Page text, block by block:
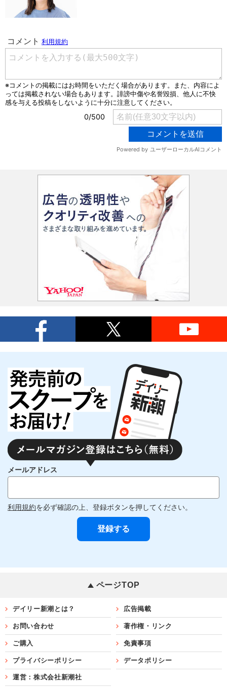
メールアドレス
利用規約を必ず確認の上、登録ボタンを押してください。
ページTOP
デイリー新潮とは？ 広告掲載
お問い合わせ 著作権・リンク
ご購入 免責事項
プライバシーポリシー データポリシー
運営：株式会社新潮社